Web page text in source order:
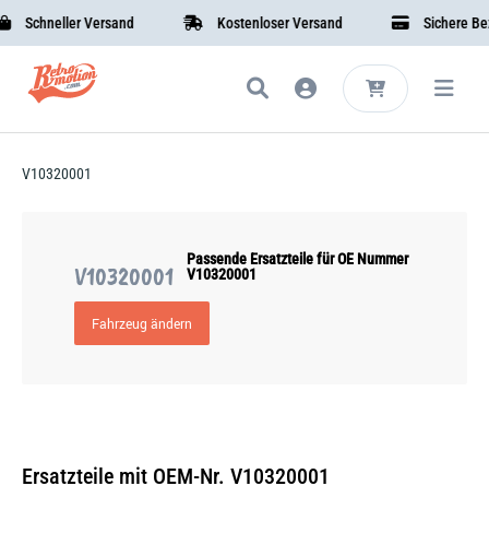
Schneller Versand Kostenloser Versand Sichere
V10320001
V10320001
Passende Ersatzteile für OE Nummer
V10320001
Fahrzeug ändern
Ersatzteile mit OEM-Nr. V10320001